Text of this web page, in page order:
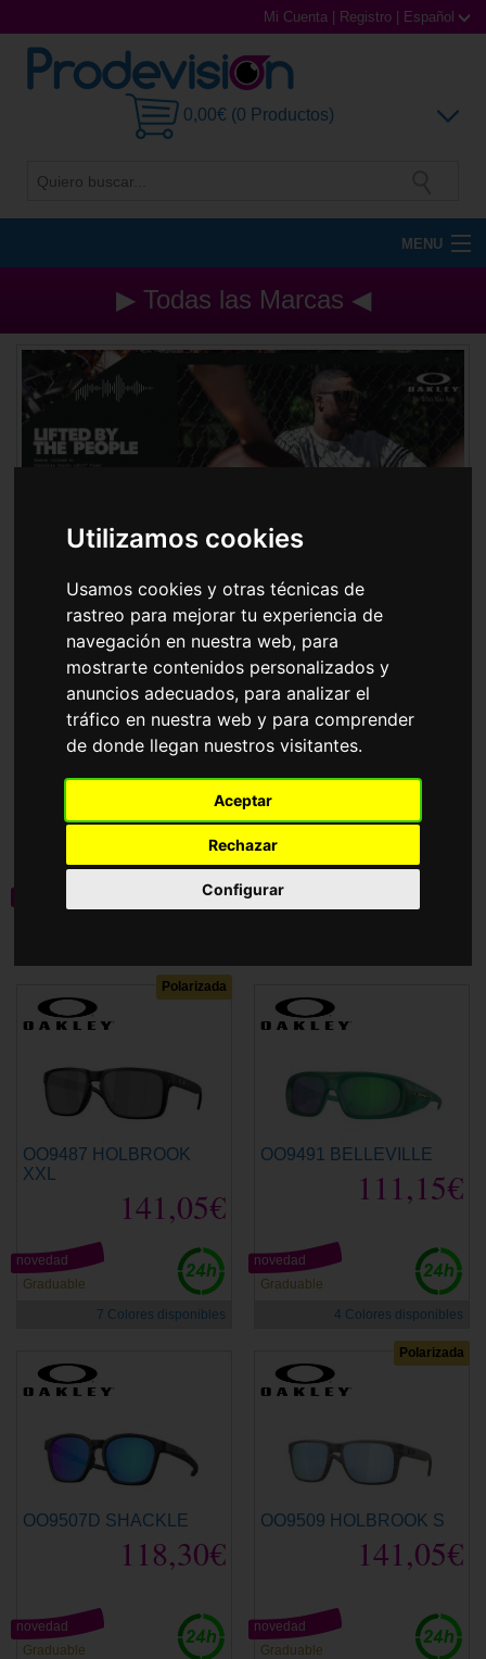
Utilizamos cookies
Usamos cookies y otras técnicas de
rastreo para mejorar tu experiencia de
navegación en nuestra web, para
mostrarte contenidos personalizados y
anuncios adecuados, para analizar el
tráfico en nuestra web y para comprender
de donde llegan nuestros visitantes.
Aceptar
Rechazar
Configurar
Mi Cuenta Registro Español
0,00€ (0 Productos)
MENU
Gafas de Sol
Gafas Graduadas
Gafas Deportivas
Lentillas
▶ Todas las Marcas ◀
Gafas de SolOakley
Ordenar por
OO9531 SPHAERA
160,55€
OO9289 FROGSKINS
HYBRID
124,80€
novedad
Polarizada
OO9487 HOLBROOK
XXL
141,05€
Graduable
novedad
7 Colores disponibles
OO9491 BELLEVILLE
111,15€
Graduable
novedad
4 Colores disponibles
OO9507D SHACKLE
118,30€
Graduable
novedad
Polarizada
OO9509 HOLBROOK S
141,05€
Graduable
novedad